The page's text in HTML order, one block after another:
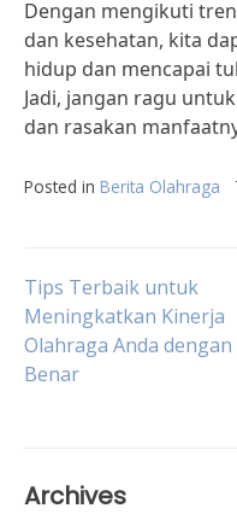
Dengan mengikuti
dan kesehatan, kita
hidup dan mencapai
Jadi, jangan ragu
dan rasakan
Posted in Berita Olahraga
Post
navigation
Tips Terbaik untuk
Meningkatkan Kinerja
Olahraga Anda dengan
Benar
Archives